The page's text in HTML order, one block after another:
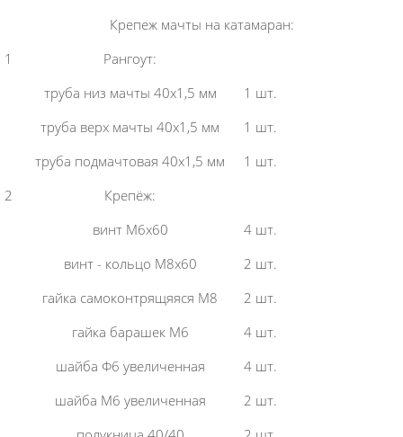
Крепеж мачты на катамаран:
1
Рангоут:
труба низ мачты 40х1,5 мм
1 шт.
труба верх мачты 40х1,5 мм
1 шт.
труба подмачтовая 40х1,5 мм
1 шт.
2
Крепёж:
винт М6х60
4 шт.
винт - кольцо М8х60
2 шт.
гайка самоконтрящяяся М8
2 шт.
гайка барашек М6
4 шт.
шайба Ф6 увеличенная
4 шт.
шайба М6 увеличенная
2 шт.